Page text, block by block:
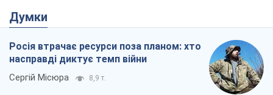
Думки
Росія втрачає ресурси поза планом: хто
насправді диктує темп війни
Сергій Місюра 8,9 т.